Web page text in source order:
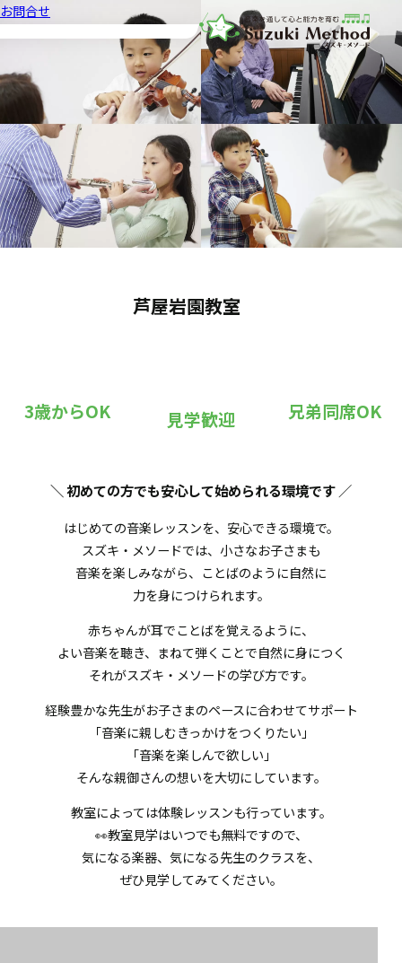
音楽教室スズキ・メソード | 公益
お問合せ
芦屋岩園教室
3歳からOK 見学歓迎 兄弟同席OK
＼ 初めての方でも安心して始められる環境です／
はじめての音楽レッスンを、安心できる環境で。
スズキ・メソードでは、小さなお子さまも
音楽を楽しみながら、ことばのように自然に
力を身につけられます。
赤ちゃんが耳でことばを覚えるように、
よい音楽を聴き、まねて弾くことで自然に身につく
それがスズキ・メソードの学び方です。
経験豊かな先生がお子さまのペースに合わせてサポート
「音楽に親しむきっかけをつくりたい」
「音楽を楽しんで欲しい」
そんな親御さんの想いを大切にしています。
教室によっては体験レッスンも行っています。
👀教室見学はいつでも無料ですので、
気になる楽器、気になる先生のクラスを、
ぜひ見学してみてください。